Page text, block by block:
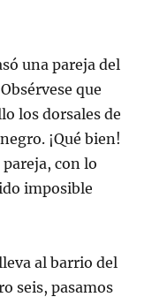
una pareja del
que
los dorsales de
¡Qué bien!
con lo
imposible
al barrio del
seis, pasamos